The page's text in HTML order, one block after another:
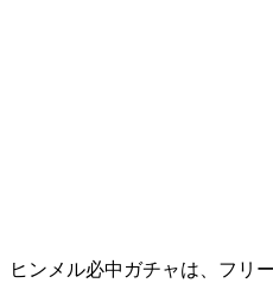
ヒンメル必中ガチャは、フリ